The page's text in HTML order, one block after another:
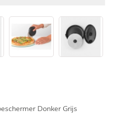
Donker Grijs